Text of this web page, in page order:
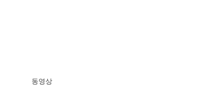
동영상